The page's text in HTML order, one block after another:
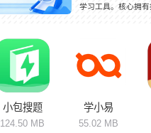
学习工具。核心拥有
有不同，综合款覆盖
解答，专项款侧重理
语翻译、作文指导等
持续更新，贴合教
纲，识别准确率高
用、学习记录保存
作业、考前刷题等
用工具，快速解答
小包搜题
124.50 MB
学小易
55.02 MB